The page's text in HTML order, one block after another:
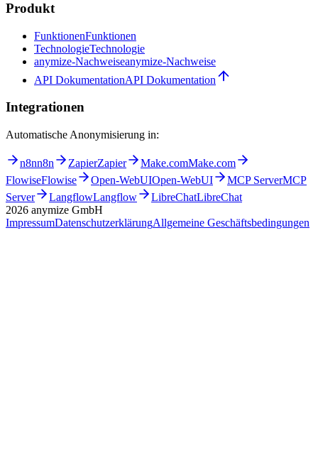
Produkt
FunktionenFunktionen
TechnologieTechnologie
anymize-Nachweiseanymize-Nachweise
API DokumentationAPI Dokumentation
Integrationen
Automatische Anonymisierung in:
n8nn8n ZapierZapier Make.comMake.com
FlowiseFlowise Open-WebUIOpen-WebUI MCP ServerMCP
Server
LangflowLangflow LibreChatLibreChat
2026 anymize GmbH
ImpressumDatenschutzerklärungAllgemeine Geschäftsbedingungen